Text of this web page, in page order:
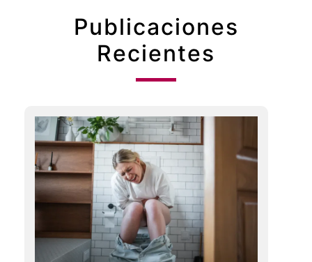
Publicaciones
Recientes